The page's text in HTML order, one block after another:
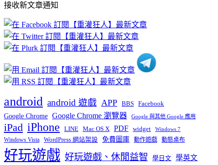
文
章
分
類
接收新文章通知
android android 遊戲 APP BBS Facebook
Google Chrome Google Chrome 瀏覽器 Google 與其他 Google 應用
iPad iPhone LINE Mac OS X PDF widget Windows 7
Windows Vista WordPress 網站架設 免費圖庫 動作遊戲 動態桌布
好玩遊戲 好玩遊戲、休閒益智 學日文 學英文